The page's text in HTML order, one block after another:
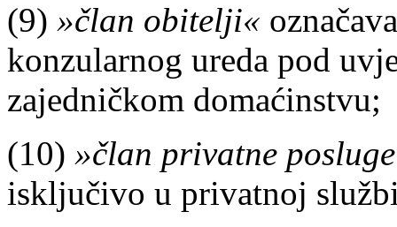
(9) »član obitelji«
konzularnog ureda pod
zajedničkom domaćinstvu;
(10) »član privatne
isključivo u privatnoj